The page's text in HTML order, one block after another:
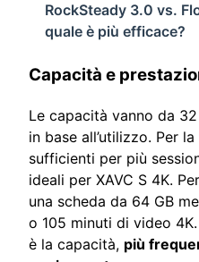
RockSteady 3.0 vs.
quale è più efficace?
Capacità e
Le capacità vanno da
in base all’utilizzo. Per
sufficienti per più
ideali per XAVC S 4K.
una scheda da 64 GB
o 105 minuti di video
è la capacità, più